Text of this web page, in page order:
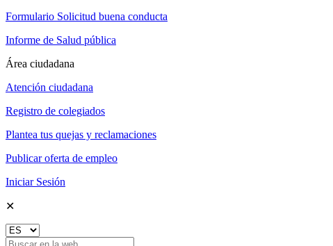
Formulario Solicitud buena conducta
Informe de Salud pública
Área ciudadana
Atención ciudadana
Registro de colegiados
Plantea tus quejas y reclamaciones
Publicar oferta de empleo
Iniciar Sesión
✕